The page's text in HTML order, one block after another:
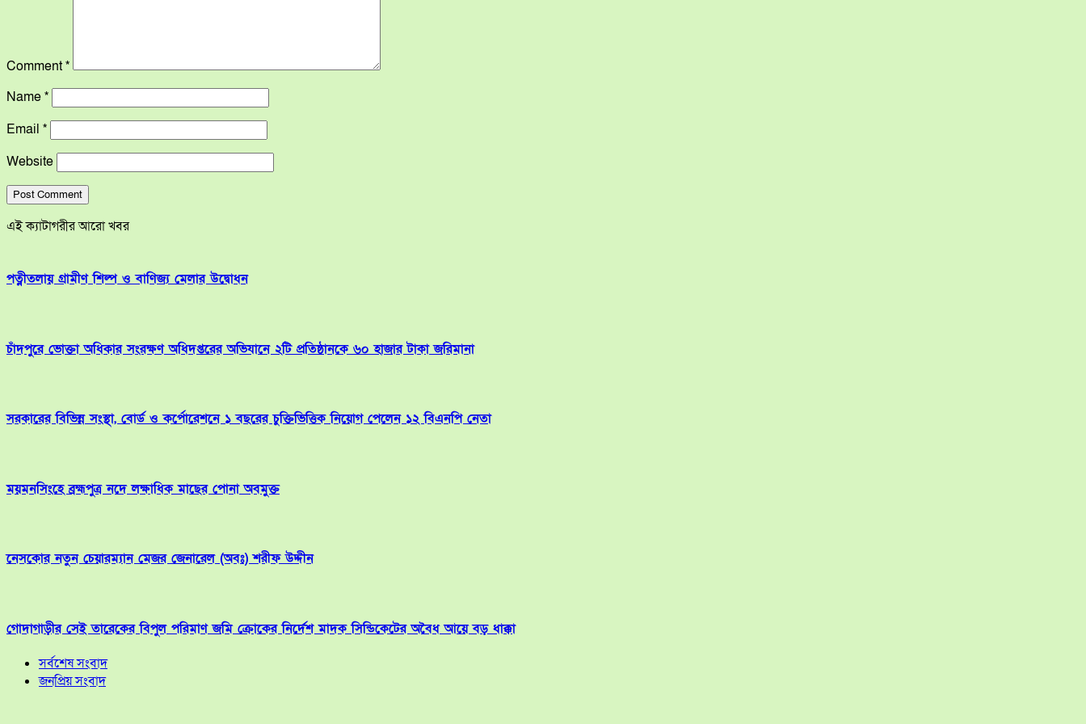
Comment*
Name*
Email *
Website
এই ক্যাটাগরীর আরো খবর
পত্নীতলায় গ্রামীণ শিল্প ও বাণিজ্য মেলার উদ্বোধন
চাঁদপুরে ভোক্তা অধিকার সংরক্ষণ অধিদপ্তরের অভিযানে ২টি প্রতিষ্ঠানকে ৬০ হাজার টাকা জরিমানা
সরকারের বিভিন্ন সংস্থা, বোর্ড ও কর্পোরেশনে ১ বছরের চুক্তিভিত্তিক নিয়োগ পেলেন ১২ বিএনপি নেতা
ময়মনসিংহে ব্রহ্মপুত্র নদে লক্ষাধিক মাছের পোনা অবমুক্ত
​নেসকোর নতুন চেয়ারম্যান মেজর জেনারেল (অবঃ) শরীফ উদ্দীন
গোদাগাড়ীর সেই তারেকের বিপুল পরিমাণ জমি ক্রোকের নির্দেশ মাদক সিন্ডিকেটের অবৈধ আয়ে বড় ধাক্কা
সর্বশেষ সংবাদ
জনপ্রিয় সংবাদ